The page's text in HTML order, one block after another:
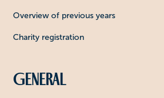
Overview of previous years
Charity registration
General